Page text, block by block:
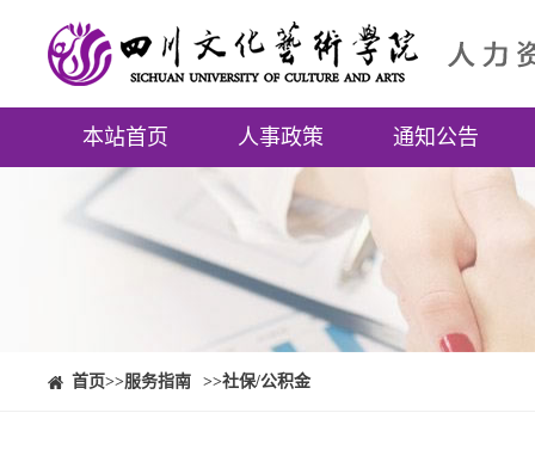
本站首页 人事政策 通知公告
⠀⠀首页>>服务指南 >>社保/公积金